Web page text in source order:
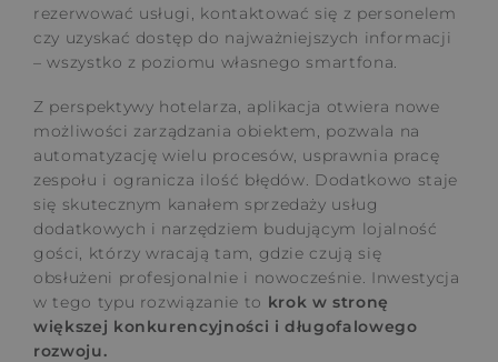
rezerwować usługi, kontaktować się z personelem
czy uzyskać dostęp do najważniejszych informacji
– wszystko z poziomu własnego smartfona.
Z perspektywy hotelarza, aplikacja otwiera nowe
możliwości zarządzania obiektem, pozwala na
automatyzację wielu procesów, usprawnia pracę
zespołu i ogranicza ilość błędów. Dodatkowo staje
się skutecznym kanałem sprzedaży usług
dodatkowych i narzędziem budującym lojalność
gości, którzy wracają tam, gdzie czują się
obsłużeni profesjonalnie i nowocześnie. Inwestycja
w tego typu rozwiązanie to krok w stronę
większej konkurencyjności i długofalowego
rozwoju.